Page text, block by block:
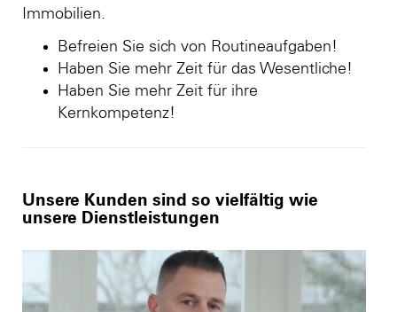
Immobilien.
Befreien Sie sich von Routineaufgaben!
Haben Sie mehr Zeit für das Wesentliche!
Haben Sie mehr Zeit für ihre
Kernkompetenz!
Unsere Kunden sind so vielfältig wie
unsere Dienstleistungen